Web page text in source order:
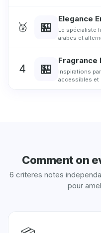
🥉 🏪
Elegance
Le spécialiste
arabes et
4 🏪
Fragrance
Inspirations
accessibles et
Comment on
6 criteres notes
pour